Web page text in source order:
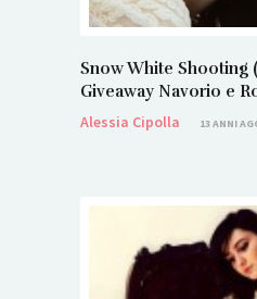
Snow White Shooting
Giveaway Navorio e
Alessia Cipolla
13 ANNI